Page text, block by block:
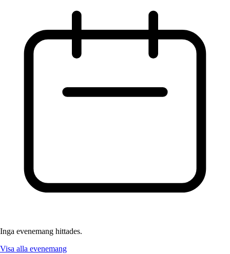
Inga evenemang hittades.
Visa alla evenemang